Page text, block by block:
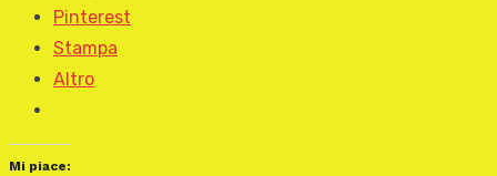
Pinterest
Stampa
Altro
Mi piace: